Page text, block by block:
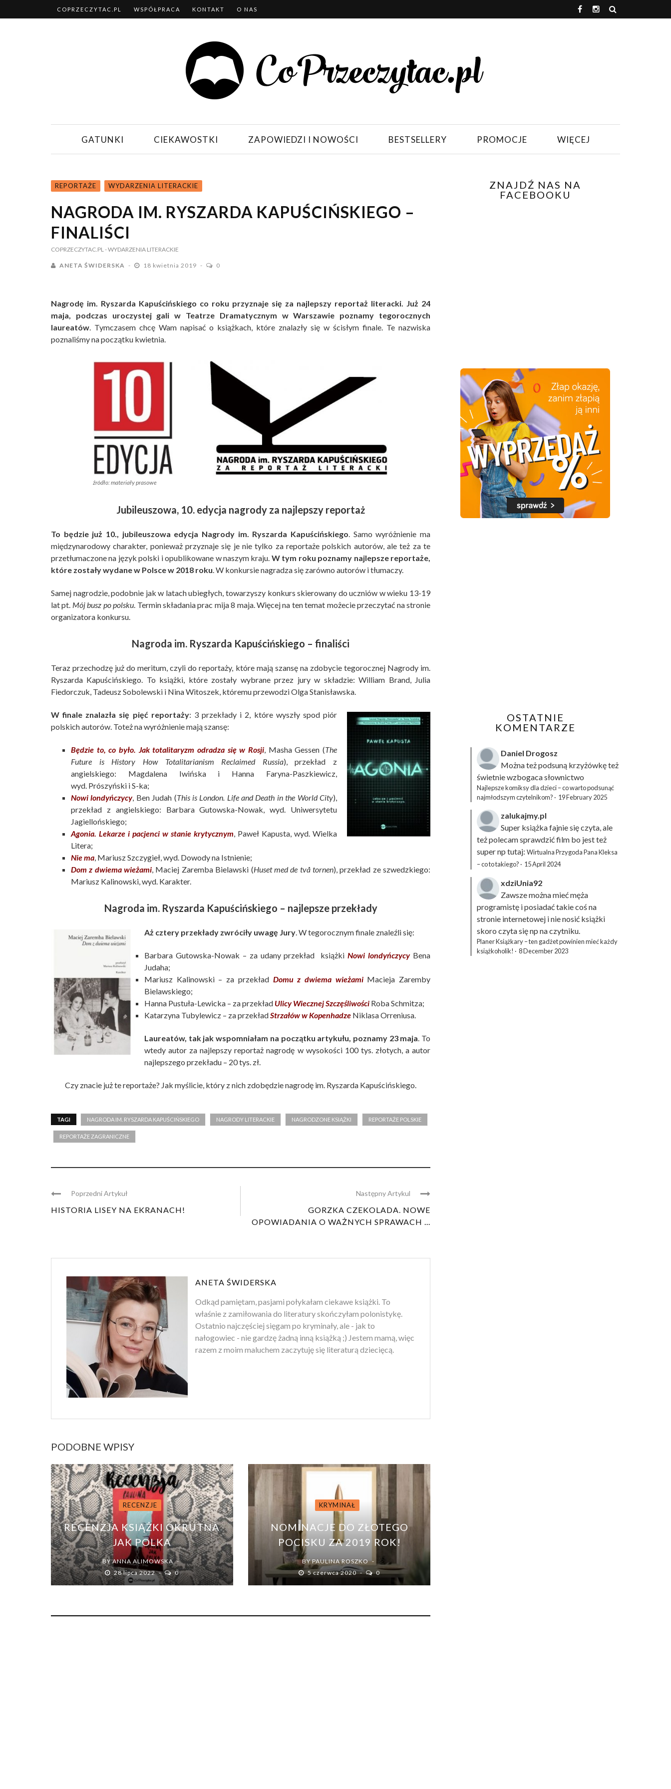
COPRZECZYTAC.PL WSPÓŁPRACA KONTAKT O NAS
GATUNKI CIEKAWOSTKI ZAPOWIEDZI I NOWOŚCI BESTSELLERY PROMOCJE WIĘCEJ
REPORTAŻE WYDARZENIA LITERACKIE
NAGRODA IM. RYSZARDA KAPUŚCIŃSKIEGO –
FINALIŚCI
COPRZECZYTAC.PL- WYDARZENIA LITERACKIE
ANETA ŚWIDERSKA 18 kwietnia 2019 0
Nagrodę im. Ryszarda Kapuścińskiego co roku przyznaje się za najlepszy reportaż literacki. Już 24
maja, podczas uroczystej gali w Teatrze Dramatycznym w Warszawie poznamy tegorocznych
laureatów. Tymczasem chcę Wam napisać o książkach, które znalazły się w ścisłym finale. Te nazwiska
poznaliśmy na początku kwietnia.
źródło: materiały prasowe
Jubileuszowa, 10. edycja nagrody za najlepszy reportaż
To będzie już 10., jubileuszowa edycja Nagrody im. Ryszarda Kapuścińskiego. Samo wyróżnienie ma
międzynarodowy charakter, ponieważ przyznaje się je nie tylko za reportaże polskich autorów, ale też za te
przetłumaczone na język polski i opublikowane w naszym kraju. W tym roku poznamy najlepsze reportaże,
które zostały wydane w Polsce w 2018 roku. W konkursie nagradza się zarówno autorów i tłumaczy.
Samej nagrodzie, podobnie jak w latach ubiegłych, towarzyszy konkurs skierowany do uczniów w wieku 13-19
lat pt. Mój busz po polsku. Termin składania prac mija 8 maja. Więcej na ten temat możecie przeczytać na stronie
organizatora konkursu.
Nagroda im. Ryszarda Kapuścińskiego – finaliści
Teraz przechodzę już do meritum, czyli do reportaży, które mają szansę na zdobycie tegorocznej Nagrody im.
Ryszarda Kapuścińskiego. To książki, które zostały wybrane przez jury w składzie: William Brand, Julia
Fiedorczuk, Tadeusz Sobolewski i Nina Witoszek, któremu przewodzi Olga Stanisławska.
W finale znalazła się pięć reportaży: 3 przekłady i 2, które wyszły spod piór
polskich autorów. Toteż na wyróżnienie mają szansę:
Będzie to, co było. Jak totalitaryzm odradza się w Rosji, Masha Gessen (The
Future is History How Totalitarianism Reclaimed Russia), przekład z
angielskiego: Magdalena Iwińska i Hanna Faryna-Paszkiewicz,
wyd. Prószyński i S-ka;
Nowi londyńczycy, Ben Judah (This is London. Life and Death in the World City),
przekład z angielskiego: Barbara Gutowska-Nowak, wyd. Uniwersytetu
Jagiellońskiego;
Agonia. Lekarze i pacjenci w stanie krytycznym, Paweł Kapusta, wyd. Wielka
Litera;
Nie ma, Mariusz Szczygieł, wyd. Dowody na Istnienie;
Dom z dwiema wieżami, Maciej Zaremba Bielawski (Huset med de två tornen), przekład ze szwedzkiego:
Mariusz Kalinowski, wyd. Karakter.
Nagroda im. Ryszarda Kapuścińskiego – najlepsze przekłady
Aż cztery przekłady zwróciły uwagę Jury. W tegorocznym finale znaleźli się:
Barbara Gutowska-Nowak – za udany przekład książkiNowi londyńczycyBena
Judaha;
Mariusz Kalinowski – za przekład Domu z dwiema wieżami Macieja Zaremby
Bielawskiego;
Hanna Pustuła-Lewicka – za przekład Ulicy Wiecznej Szczęśliwości Roba Schmitza;
Katarzyna Tubylewicz – za przekładStrzałów w Kopenhadze Niklasa Orreniusa.
Laureatów, tak jak wspomniałam na początku artykułu, poznamy 23 maja. To
wtedy autor za najlepszy reportaż nagrodę w wysokości 100 tys. złotych, a autor
najlepszego przekładu – 20 tys. zł.
Czy znacie już te reportaże? Jak myślicie, który z nich zdobędzie nagrodę im. Ryszarda Kapuścińskiego.
TAGI NAGRODA IM. RYSZARDA KAPUŚCIŃSKIEGO NAGRODY LITERACKIE NAGRODZONE KSIĄŻKI REPORTAŻE POLSKIE
REPORTAŻE ZAGRANICZNE
Poprzedni Artykuł
HISTORIA LISEY NA EKRANACH!
Następny Artykul
GORZKA CZEKOLADA. NOWE
OPOWIADANIA O WAŻNYCH SPRAWACH ...
ANETA ŚWIDERSKA
Odkąd pamiętam, pasjami połykałam ciekawe książki. To
właśnie z zamiłowania do literatury skończyłam polonistykę.
Ostatnio najczęściej sięgam po kryminały, ale - jak to
nałogowiec - nie gardzę żadną inną książką ;) Jestem mamą, więc
razem z moim maluchem zaczytuję się literaturą dziecięcą.
PODOBNE WPISY
RECENZJE
RECENZJA KSIĄŻKI OKRUTNA
JAK POLKA
BYANNA ALIMOWSKA
28 lipca 2022
0
KRYMINAŁ
NOMINACJE DO ZŁOTEGO
POCISKU ZA 2019 ROK!
BYPAULINA ROSZKO
5 czerwca 2020
0
ZNAJDŹ NAS NA
FACEBOOKU
OSTATNIE
KOMENTARZE
Daniel Drogosz
Można też podsuną krzyżówkęteż
świetnie wzbogaca słownictwo
Najlepsze komiksy dla dzieci – co warto podsunąć
najmłodszym czytelnikom? · 19 February 2025
zalukajmy.pl
Super książka fajnie się czyta, ale
też polecam sprawdzić film bo jest też
super np tutaj: Wirtualna Przygoda Pana Kleksa
– co to takiego? · 15 April 2024
xdziUnia92
Zawsze można mieć męża
programistę i posiadać takie coś na
stronie internetowej i nie nosić książki
skoro czyta się np na czytniku.
Planer Książkary – ten gadżet powinien mieć każdy
książkoholik! · 8 December 2023